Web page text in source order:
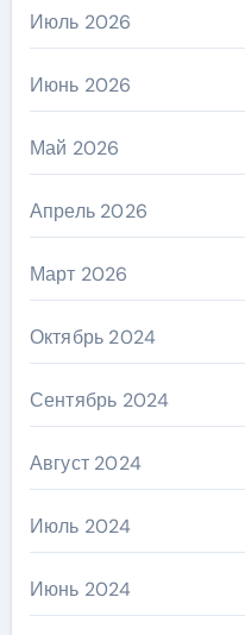
Июль 2026
Июнь 2026
Май 2026
Апрель 2026
Март 2026
Октябрь 2024
Сентябрь 2024
Август 2024
Июль 2024
Июнь 2024